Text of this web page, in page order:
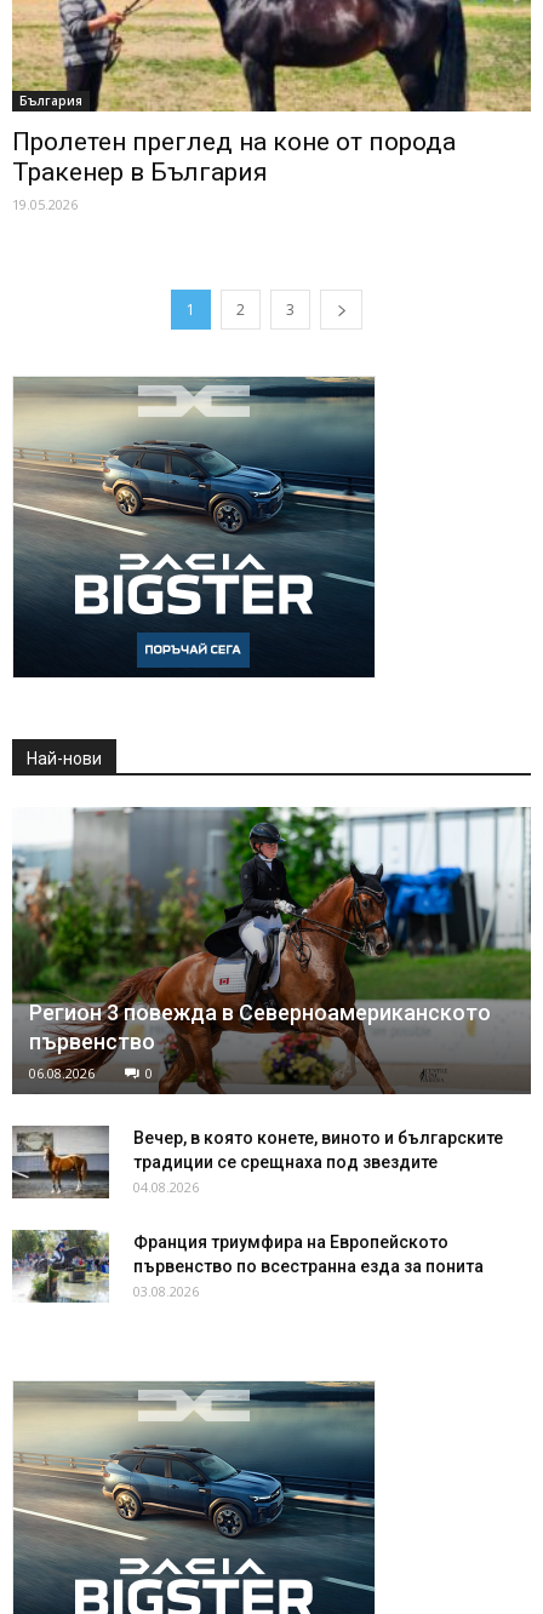
България
Пролетен преглед на коне от порода
Тракенер в България
19.05.2026
1 2 3
Най-нови
Регион 3 повежда в Северноамериканското
първенство
06.08.2026 0
Вечер, в която конете, виното и българските
традиции се срещнаха под звездите
04.08.2026
Франция триумфира на Европейското
първенство по всестранна езда за понита
03.08.2026